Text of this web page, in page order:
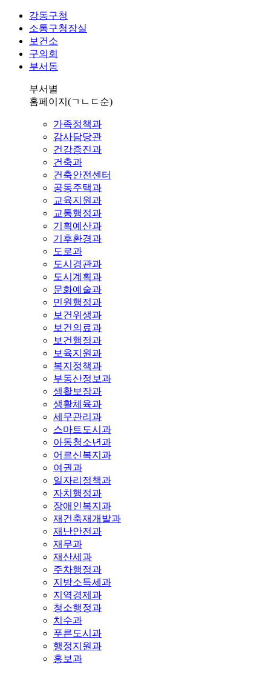
강동구청
소통구청장실
보건소
구의회
부서동
부서별
홈페이지 (ㄱㄴㄷ순)
가족정책과
감사담당관
건강증진과
건축과
건축안전센터
공동주택과
교육지원과
교통행정과
기획예산과
기후환경과
도로과
도시경관과
도시계획과
문화예술과
민원행정과
보건위생과
보건의료과
보건행정과
보육지원과
복지정책과
부동산정보과
생활보장과
생활체육과
세무관리과
스마트도시과
아동청소년과
어르신복지과
여권과
일자리정책과
자치행정과
장애인복지과
재건축재개발과
재난안전과
재무과
재산세과
주차행정과
지방소득세과
지역경제과
청소행정과
치수과
푸른도시과
행정지원과
홍보과